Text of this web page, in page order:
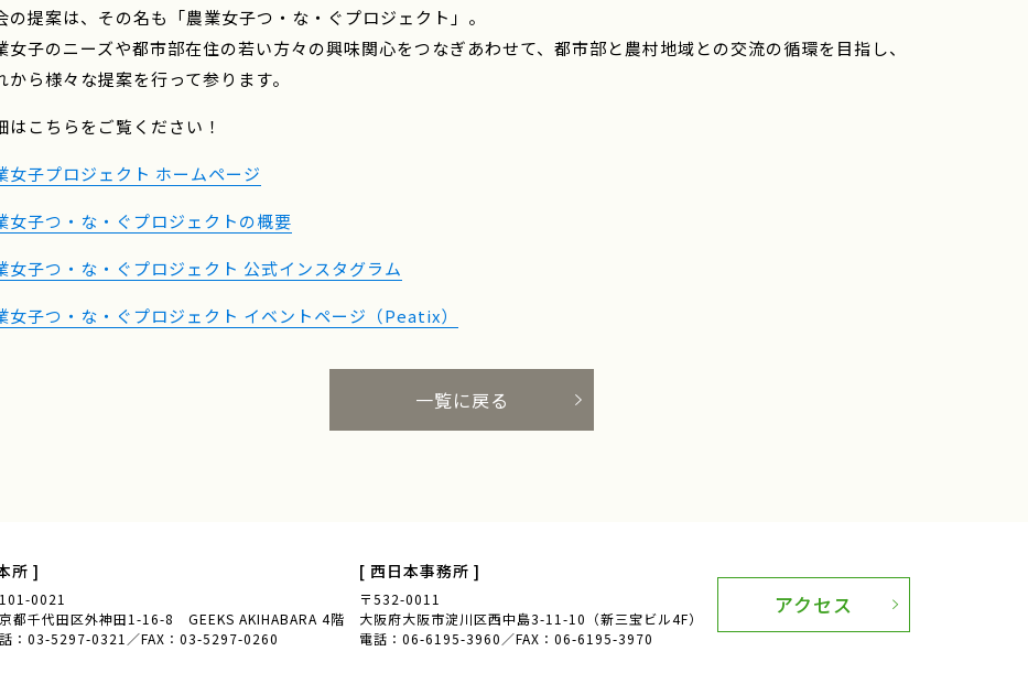
の提案は、その名も「農業女子つ・な・ぐプロジェクト」。
女子のニーズや都市部在住の若い方々の興味関心をつなぎあわせて、都市部と農村地域との交流の循環を目指し、
から様々な提案を行って参ります。
はこちらをご覧ください！
女子プロジェクト ホームページ
女子つ・な・ぐプロジェクトの概要
女子つ・な・ぐプロジェクト 公式インスタグラム
女子つ・な・ぐプロジェクト イベントページ（Peatix）
一覧に戻る
所 ]
0021
都千代田区外神田1-16-8 GEEKS AKIHABARA 4階
：03-5297-0321／FAX：03-5297-0260
[ 西日本事務所 ]
〒532-0011
大阪府大阪市淀川区西中島3-11-10（新三宝ビル4F）
電話：06-6195-3960／FAX：06-6195-3970
アクセス